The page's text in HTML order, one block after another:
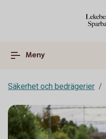
Meny
Säkerhet och bedrägerier